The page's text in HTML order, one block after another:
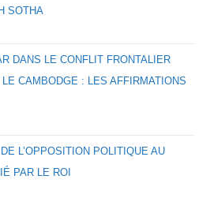
SOTHA
DANS LE CONFLIT FRONTALIER
CAMBODGE : LES AFFIRMATIONS
L’OPPOSITION POLITIQUE AU
PAR LE ROI